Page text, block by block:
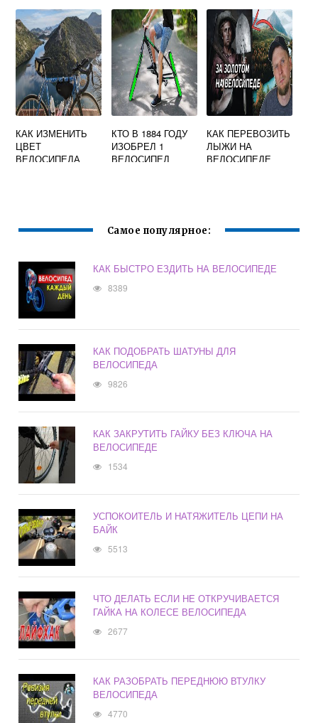
ДОРОЖКЕ
СВОИМИ РУКАМИ
КАК ИЗМЕНИТЬ
ЦВЕТ
ВЕЛОСИПЕДА
КТО В 1884 ГОДУ
ИЗОБРЕЛ 1
ВЕЛОСИПЕД
КАК ПЕРЕВОЗИТЬ
ЛЫЖИ НА
ВЕЛОСИПЕДЕ
Самое популярное:
КАК БЫСТРО ЕЗДИТЬ НА ВЕЛОСИПЕДЕ
8389
КАК ПОДОБРАТЬ ШАТУНЫ ДЛЯ
ВЕЛОСИПЕДА
9826
КАК ЗАКРУТИТЬ ГАЙКУ БЕЗ КЛЮЧА НА
ВЕЛОСИПЕДЕ
1534
УСПОКОИТЕЛЬ И НАТЯЖИТЕЛЬ ЦЕПИ НА
БАЙК
5513
ЧТО ДЕЛАТЬ ЕСЛИ НЕ ОТКРУЧИВАЕТСЯ
ГАЙКА НА КОЛЕСЕ ВЕЛОСИПЕДА
2677
КАК РАЗОБРАТЬ ПЕРЕДНЮЮ ВТУЛКУ
ВЕЛОСИПЕДА
4770